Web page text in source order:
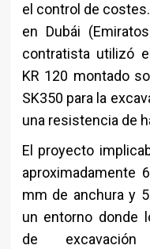
el control de
en Dubái
contratista utilizó
KR 120 montado
SK350 para la
una resistencia de
El proyecto
aproximadamente
mm de anchura y
un entorno donde
de excavación